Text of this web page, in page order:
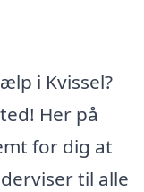
i Kvissel?
Her på
for dig at
til alle